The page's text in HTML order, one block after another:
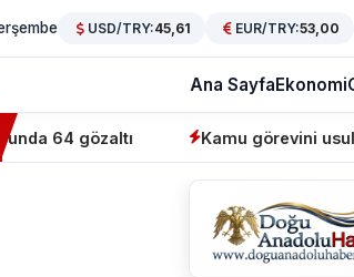
USD/TRY:45,61 EUR/TRY:53,00
Ana SayfaEkonomi
Kamu görevini usulsüz üstlenen